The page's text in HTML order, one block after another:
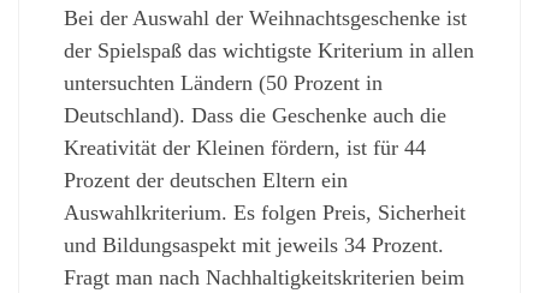
Bei der Auswahl der Weihnachtsgeschenke ist
der Spielspaß das wichtigste Kriterium in allen
untersuchten Ländern (50 Prozent in
Deutschland). Dass die Geschenke auch die
Kreativität der Kleinen fördern, ist für 44
Prozent der deutschen Eltern ein
Auswahlkriterium. Es folgen Preis, Sicherheit
und Bildungsaspekt mit jeweils 34 Prozent.
Fragt man nach Nachhaltigkeitskriterien beim